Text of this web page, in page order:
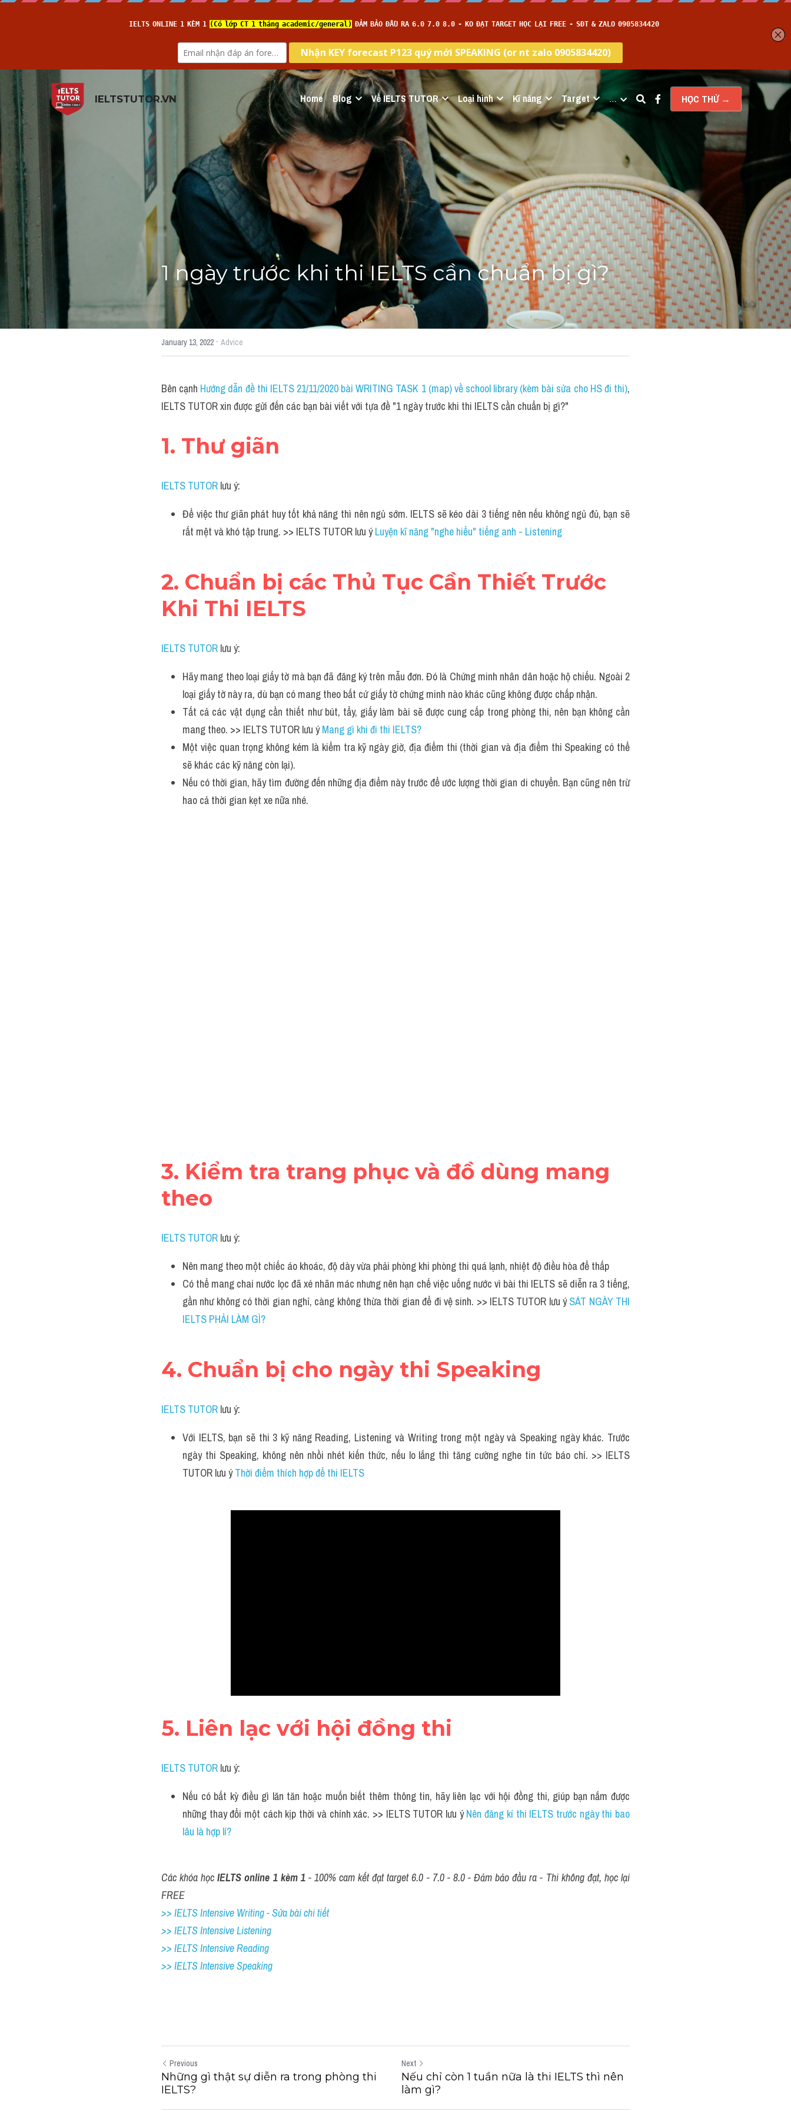
IELTSTUTOR.VN Home Blog Về IELTS TUTOR Loại hình Kĩ năng Target … HỌC THỬ →
1 ngày trước khi thi IELTS cần chuẩn bị gì?
January 13, 2022 · Advice
Bên cạnh Hướng dẫn đề thi IELTS 21/11/2020 bài WRITING TASK 1 (map) về school library (kèm bài sửa cho HS đi thi),
IELTS TUTOR xin được gửi đến các bạn bài viết với tựa đề "1 ngày trước khi thi IELTS cần chuẩn bị gì?"
1. Thư giãn
IELTS TUTOR lưu ý:
Để việc thư giãn phát huy tốt khả năng thì nên ngủ sớm. IELTS sẽ kéo dài 3 tiếng nên nếu không ngủ đủ, bạn sẽ
rất mệt và khó tập trung. >> IELTS TUTOR lưu ý Luyện kĩ năng "nghe hiểu" tiếng anh - Listening
2. Chuẩn bị các Thủ Tục Cần Thiết Trước
Khi Thi IELTS
IELTS TUTOR lưu ý:
Hãy mang theo loại giấy tờ mà bạn đã đăng ký trên mẫu đơn. Đó là Chứng minh nhân dân hoặc hộ chiếu. Ngoài 2
loại giấy tờ này ra, dù bạn có mang theo bất cứ giấy tờ chứng minh nào khác cũng không được chấp nhận.
Tất cả các vật dụng cần thiết như bút, tẩy, giấy làm bài sẽ được cung cấp trong phòng thi, nên bạn không cần
mang theo. >> IELTS TUTOR lưu ý Mang gì khi đi thi IELTS?
Một việc quan trọng không kém là kiểm tra kỹ ngày giờ, địa điểm thi (thời gian và địa điểm thi Speaking có thể
sẽ khác các kỹ năng còn lại).
Nếu có thời gian, hãy tìm đường đến những địa điểm này trước để ước lượng thời gian di chuyển. Bạn cũng nên trừ
hao cả thời gian kẹt xe nữa nhé.
3. Kiểm tra trang phục và đồ dùng mang
theo
IELTS TUTOR lưu ý:
Nên mang theo một chiếc áo khoác, độ dày vừa phải phòng khi phòng thi quá lạnh, nhiệt độ điều hòa để thấp
Có thể mang chai nước lọc đã xé nhãn mác nhưng nên hạn chế việc uống nước vì bài thi IELTS sẽ diễn ra 3 tiếng,
gần như không có thời gian nghỉ, càng không thừa thời gian để đi vệ sinh. >> IELTS TUTOR lưu ý SÁT NGÀY THI
IELTS PHẢI LÀM GÌ?
4. Chuẩn bị cho ngày thi Speaking
IELTS TUTOR lưu ý:
Với IELTS, bạn sẽ thi 3 kỹ năng Reading, Listening và Writing trong một ngày và Speaking ngày khác. Trước
ngày thi Speaking, không nên nhồi nhét kiến thức, nếu lo lắng thì tăng cường nghe tin tức báo chí. >> IELTS
TUTOR lưu ý Thời điểm thích hợp để thi IELTS
5. Liên lạc với hội đồng thi
IELTS TUTOR lưu ý:
Nếu có bất kỳ điều gì lăn tăn hoặc muốn biết thêm thông tin, hãy liên lạc với hội đồng thi, giúp bạn nắm được
những thay đổi một cách kịp thời và chính xác. >> IELTS TUTOR lưu ý Nên đăng kí thi IELTS trước ngày thi bao
lâu là hợp lí?
Các khóa học IELTS online 1 kèm 1 - 100% cam kết đạt target 6.0 - 7.0 - 8.0 - Đảm bảo đầu ra - Thi không đạt, học lại
FREE
>> IELTS Intensive Writing - Sửa bài chi tiết
>> IELTS Intensive Listening
>> IELTS Intensive Reading
>> IELTS Intensive Speaking
Previous
Những gì thật sự diễn ra trong phòng thi
IELTS?
Next
Nếu chỉ còn 1 tuần nữa là thi IELTS thì nên
làm gì?